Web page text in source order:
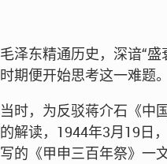
毛泽东精通历史，深谙“
时期便开始思考这一难题。
当时，为反驳蒋介石《中
的解读，1944年3月19日
写的《甲申三百年祭》一